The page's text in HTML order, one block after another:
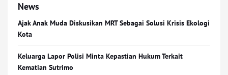
News
Ajak Anak Muda Diskusikan MRT Sebagai Solusi Krisis Ekologi
Kota
Keluarga Lapor Polisi Minta Kepastian Hukum Terkait
Kematian Sutrimo